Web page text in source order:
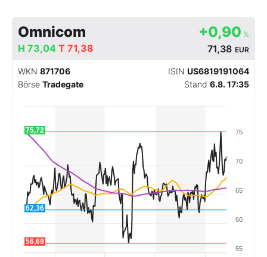
Finanz-Check
Abo & Shop
BO-Musterdepots
Experten
Mein B:O
Mein Konto
Folgen Sie uns
Omnicom +0,90 %
71,38 EUR
H 73,04 T 71,38
WKN 871706 ISIN US6819191064
Börse Tradegate Stand 6.8. 17:35
60
70
55
65
75
62,36
56,68
75,72